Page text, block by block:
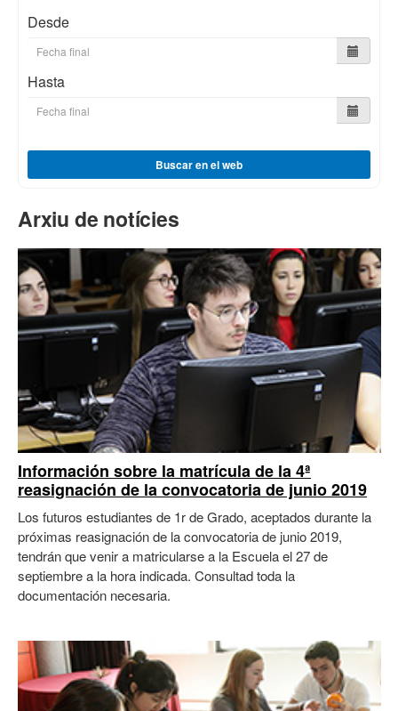
Desde
Hasta
Buscar en el web
Arxiu de notícies
Información sobre la matrícula de la 4ª
reasignación de la convocatoria de junio 2019
Los futuros estudiantes de 1r de Grado, aceptados durante la
próximas reasignación de la convocatoria de junio 2019,
tendrán que venir a matricularse a la Escuela el 27 de
septiembre a la hora indicada. Consultad toda la
documentación necesaria.